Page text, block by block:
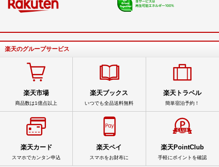
楽天のグループサービス
楽天市場
商品数は1億点以上
楽天ブックス
いつでも全品送料無料
楽天トラベル
簡単宿泊予約！
楽天カード
スマホでカンタン申込
楽天ペイ
スマホをお財布に
楽天PointClub
手軽にポイントを確認